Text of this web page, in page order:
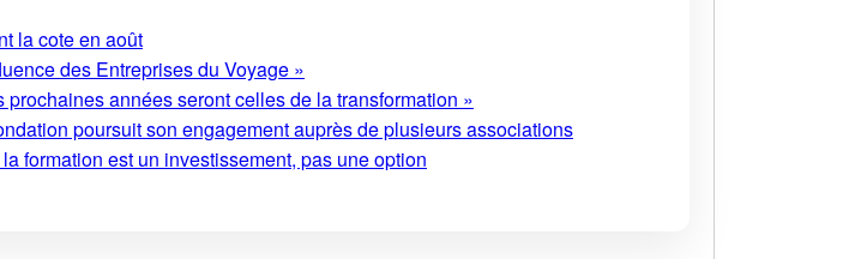
la cote en août
des Entreprises du Voyage »
années seront celles de la transformation »
poursuit son engagement auprès de plusieurs associations
formation est un investissement, pas une option